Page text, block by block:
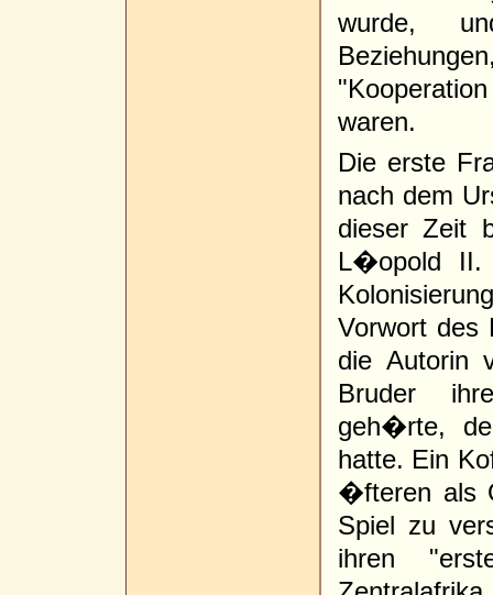
wurde,
waren.
Die erste
nach dem
dieser Zeit
L�opold II.
Vorwort des
die Autorin
Bruder
geh�rte,
hatte. Ein
�fteren als
Spiel zu
ihren